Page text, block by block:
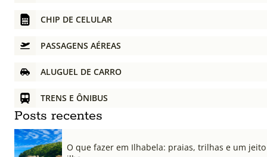
CHIP DE CELULAR
PASSAGENS AÉREAS
ALUGUEL DE CARRO
TRENS E ÔNIBUS
Posts recentes
O que fazer em Ilhabela: praias, trilhas e um